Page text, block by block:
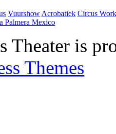
Vuurshow Acrobatiek Circus
Palmera Mexico
Theater is
Themes